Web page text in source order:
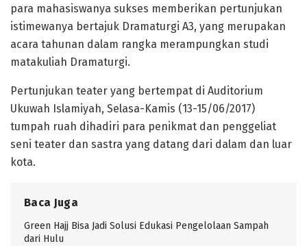
para mahasiswanya sukses memberikan pertunjukan
istimewanya bertajuk Dramaturgi A3, yang merupakan
acara tahunan dalam rangka merampungkan studi
matakuliah Dramaturgi.
Pertunjukan teater yang bertempat di Auditorium
Ukuwah Islamiyah, Selasa-Kamis (13-15/06/2017)
tumpah ruah dihadiri para penikmat dan penggeliat
seni teater dan sastra yang datang dari dalam dan luar
kota.
Baca Juga
Green Hajj Bisa Jadi Solusi Edukasi Pengelolaan Sampah
dari Hulu